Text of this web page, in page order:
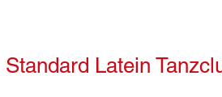
Standard Latein